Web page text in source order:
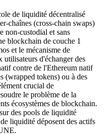
de liquidité décentralisé
chaînes (cross-chain swaps)
non-custodial et sans
blockchain de couche 1
et le mécanisme de
utilisateurs d'échanger des
contre de l'Ethereum natif
(wrapped tokens) ou à des
crucial de
le problème de la
écosystèmes de blockchain.
des pools de liquidité
liquidité déposent des actifs